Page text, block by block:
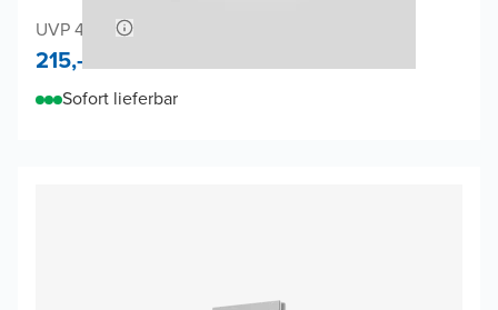
UVP 430,-
215,-
Sofort lieferbar